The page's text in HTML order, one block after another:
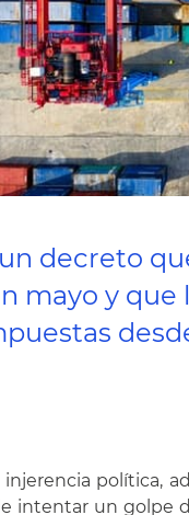
decreto
mayo y
política,
intentar un golpe